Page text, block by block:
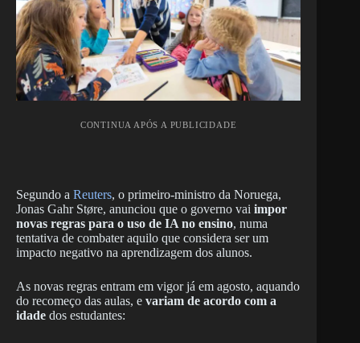
CONTINUA APÓS A PUBLICIDADE
Segundo a Reuters, o primeiro-ministro da Noruega,
Jonas Gahr Støre, anunciou que o governo vai impor
novas regras para o uso de IA no ensino, numa
tentativa de combater aquilo que considera ser um
impacto negativo na aprendizagem dos alunos.
As novas regras entram em vigor já em agosto, aquando
do recomeço das aulas, e variam de acordo com a
idade dos estudantes: